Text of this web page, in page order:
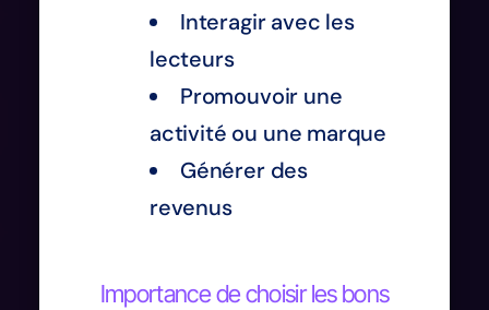
Interagir avec les
lecteurs
Promouvoir une
activité ou une marque
Générer des
revenus
Importance de choisir les bons